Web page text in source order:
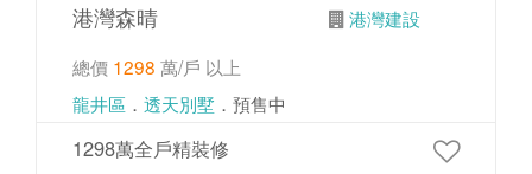
港灣森晴
港灣建設
總價 1298 萬/戶 以上
龍井區 ． 透天別墅 ．預售中
1298萬全戶精裝修